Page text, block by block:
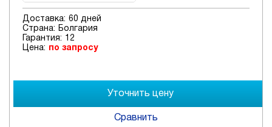
Доставка: 60 дней
Страна:
Болгария
Гарантия: 12
Цена: по запросу
Сравнить